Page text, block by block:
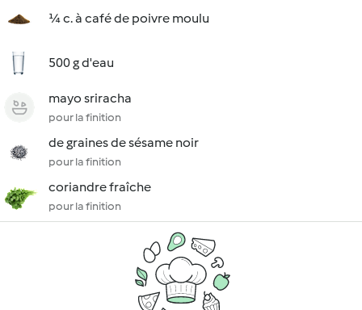
¼ c. à café de poivre moulu
500 g d'eau
mayo sriracha
pour la finition
de graines de sésame noir
pour la finition
coriandre fraîche
pour la finition